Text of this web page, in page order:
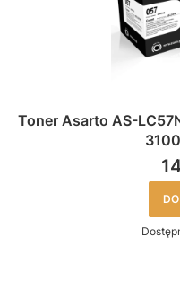
Toner Asarto AS-